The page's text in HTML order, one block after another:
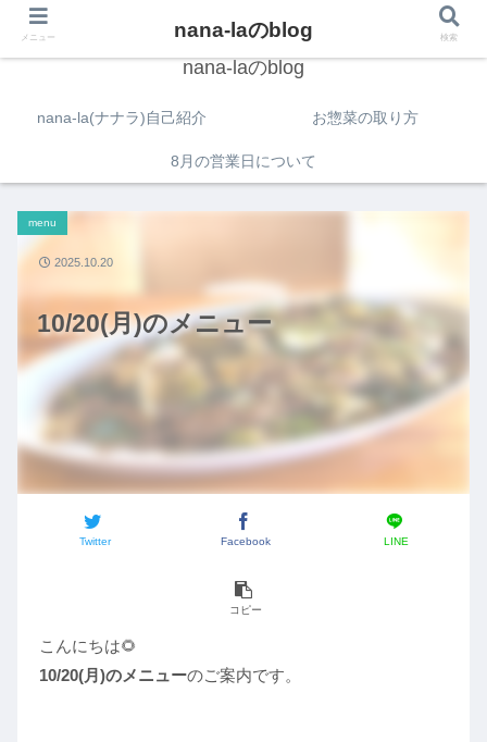
nana-laのblog
nana-la(ナナラ)自己紹介 お惣菜の取り方
8月の営業日について
10/20(月)のメニュー
menu
Twitter Facebook LINE
コピー
2025.10.20
こんにちは🌻
10/20(月)のメニューのご案内です。
メニュー nana-laのblog 検索